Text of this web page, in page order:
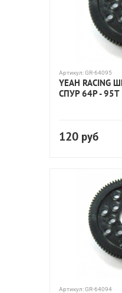
Артикул:GR-64095
YEAH
СПУР 64P - 95T
120 руб
Артикул:GR-64094